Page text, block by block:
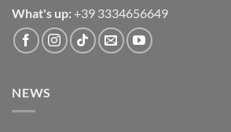
What's up: +39 3334656649
NEWS